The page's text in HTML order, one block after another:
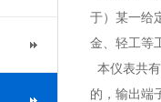
于）某一给
金、轻工等
本仪表共
的，输出端